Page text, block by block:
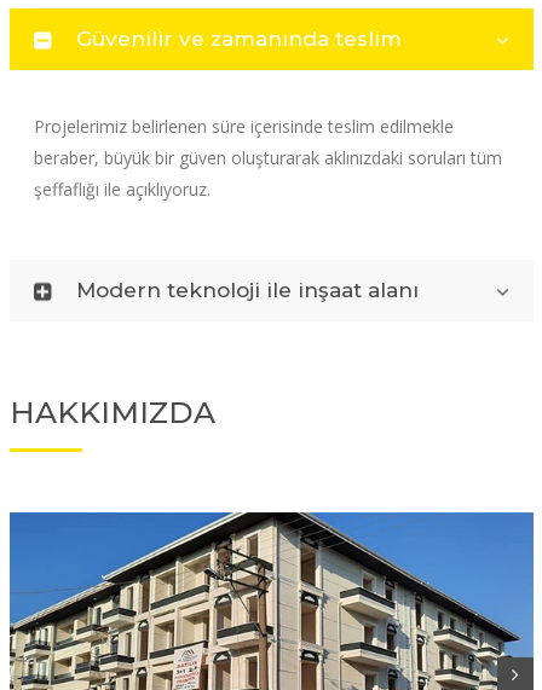
Güvenilir ve zamanında teslim
Projelerimiz belirlenen süre içerisinde teslim edilmekle
beraber, büyük bir güven oluşturarak aklınızdaki soruları tüm
şeffaflığı ile açıklıyoruz.
Modern teknoloji ile inşaat alanı
HAKKIMIZDA